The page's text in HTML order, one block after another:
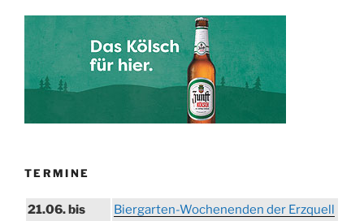
TERMINE
21.06. bis Biergarten-Wochenenden der Erzquell